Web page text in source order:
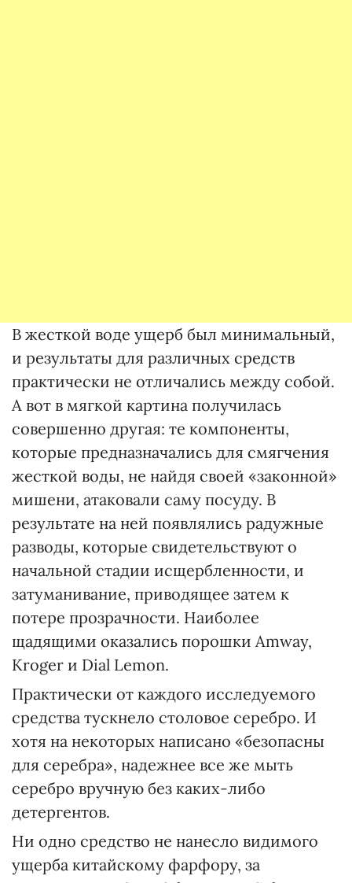
В жесткой воде ущерб был минимальный,
и результаты для различных средств
практически не отличались между собой.
А вот в мягкой картина получилась
совершенно другая: те компоненты,
которые предназначались для смягчения
жесткой воды, не найдя своей «законной»
мишени, атаковали саму посуду. В
результате на ней появлялись радужные
разводы, которые свидетельствуют о
начальной стадии исщербленности, и
затуманивание, приводящее затем к
потере прозрачности. Наиболее
щадящими оказались порошки Amway,
Kroger и Dial Lemon.
Практически от каждого исследуемого
средства тускнело столовое серебро. И
хотя на некоторых написано «безопасны
для серебра», надежнее все же мыть
серебро вручную без каких-либо
детергентов.
Ни одно средство не нанесло видимого
ущерба китайскому фарфору, за